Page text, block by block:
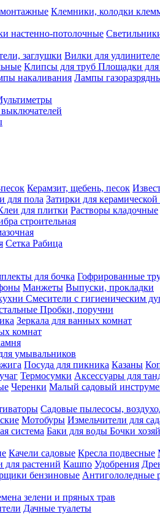
Клемники, колодки
настенно-потолочные
заглушки Вилки для
Клипсы для труб Площадки для
накаливания Лампы
Керамзит, щебень, песок
для пола Затирки для
для плитки Растворы кладочные
строительная
Сетка Рабица
для бочка Гофрированные
Манжеты Выпуски, прокладки
Смесители с гигиеническим
Пробки, поручни
Зеркала для ванных комнат
комнат
умывальников
Посуда для пикника Казаны
Термосумки Аксессуары для
Черенки Малый садовый
Садовые пылесосы,
Мотобуры Измельчители для
система Баки для воды Бочки
Качели садовые Кресла подвесные
растений Кашпо Удобрения
бензиновые Антигололедные
зелени и пряных трав
Дачные туалеты